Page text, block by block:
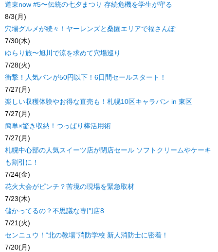
道東now #5〜伝統の七夕まつり 存続危機を学生が守る
8/3(月)
穴場グルメが続々！ヤーレンズと桑園エリアで福さんぽ
7/30(木)
ゆらり旅〜旭川で涼を求めて穴場巡り
7/28(火)
衝撃！人気パンが50円以下！6日間セールスタート！
7/27(月)
楽しい収穫体験やお得な直売も！札幌10区キャラバン in 東区
7/27(月)
簡単×驚き収納！つっぱり棒活用術
7/27(月)
札幌中心部の人気スイーツ店が閉店セール ソフトクリームやケーキ
も割引に！
7/24(金)
花火大会がピンチ？苦境の現場を緊急取材
7/23(木)
儲かってるの？不思議な専門店8
7/21(火)
センニュウ！“北の教場”消防学校 新人消防士に密着！
7/20(月)